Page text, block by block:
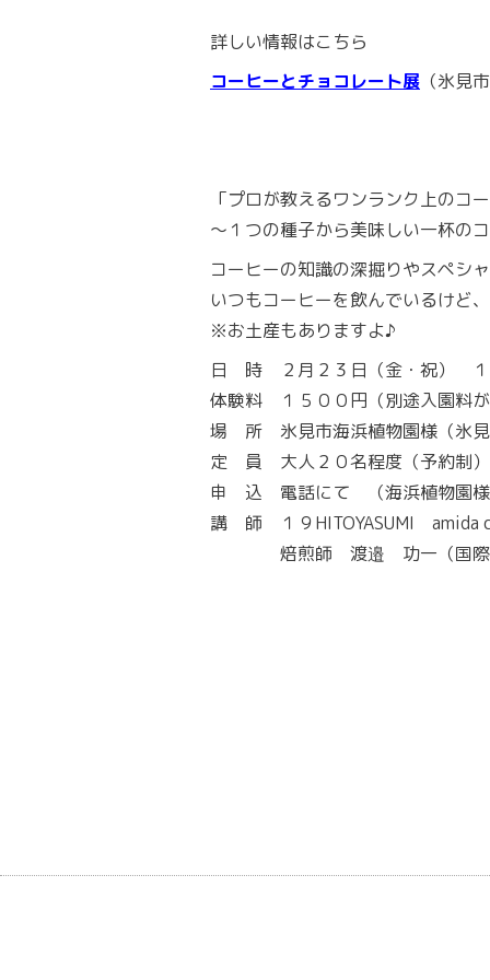
詳しい情報はこちら
コーヒーとチョコレート展 （氷見
「プロが教えるワンランク上のコ
～１つの種子から美味しい一杯の
コーヒーの知識の深掘りやスペシ
いつもコーヒーを飲んでいるけど
※お土産もありますよ♪
日 時 ２月２３日（金・祝） １
体験料 １５００円（別途入園料
場 所 氷見市海浜植物園様（氷
定 員 大人２０名程度（予約制）
申 込 電話にて （海浜植物園
講 師 １９HITOYASUMI amida
焙煎師 渡邉 功一（国際資格